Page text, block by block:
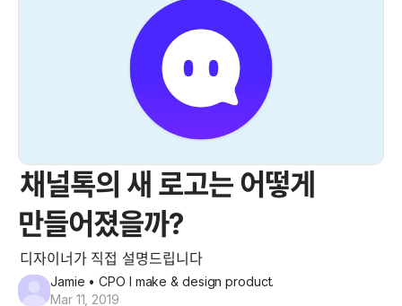
채널톡의 새 로고는 어떻게
만들어졌을까?
디자이너가 직접 설명드립니다
Jamie • CPO I make & design product.
Mar 11, 2019